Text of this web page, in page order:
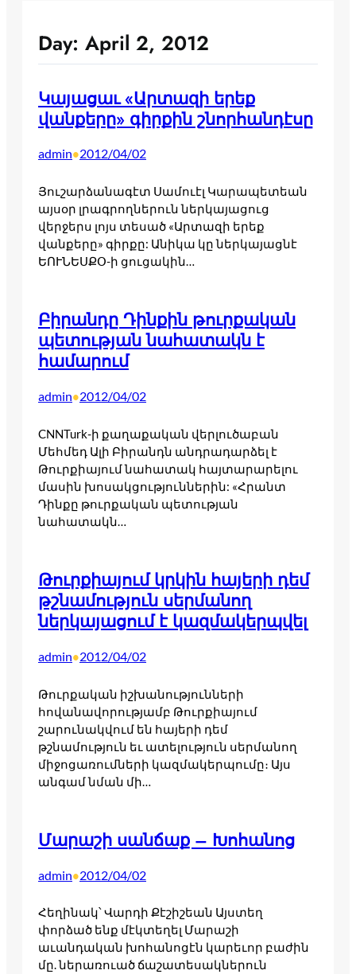
Day: April 2, 2012
Կայացաւ «Արտազի երեք
վանքերը» գիրքին շնորհանդէսը
admin•2012/04/02
Յուշարձանագէտ Սամուէլ Կարապետեան
այսօր լրագրողներուն ներկայացուց
վերջերս լոյս տեսած «Արտազի երեք
վանքերը» գիրքը: Անիկա կը ներկայացնէ
ԵՈՒՆԵՍՔՕ-ի ցուցակին…
Բիրանդը Դինքին թուրքական
պետության նահատակն է
համարում
admin•2012/04/02
CNNTurk-ի քաղաքական վերլուծաբան
Մեհմեդ Ալի Բիրանդն անդրադարձել է
Թուրքիայում նահատակ հայտարարելու
մասին խոսակցություններին: «Հրանտ
Դինքը թուրքական պետության
նահատակն…
Թուրքիայում կրկին հայերի դեմ
թշնամություն սերմանող
ներկայացում է կազմակերպվել
admin•2012/04/02
Թուրքական իշխանությունների
հովանավորությամբ Թուրքիայում
շարունակվում են հայերի դեմ
թշնամություն եւ ատելություն սերմանող
միջոցառումների կազմակերպումը։ Այս
անգամ նման մի…
Մարաշի սանճաք – Խոհանոց
admin•2012/04/02
Հեղինակ՝ Վարդի Քէշիշեան Այստեղ
փորձած ենք մէկտեղել Մարաշի
աւանդական խոհանոցէն կարեւոր բաժին
մը. ներառուած ճաշատեսակներուն